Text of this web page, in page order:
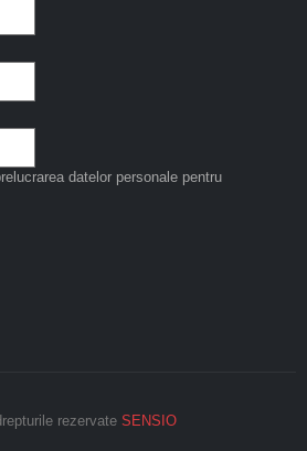
datelor personale pentru
rezervate SENSIO